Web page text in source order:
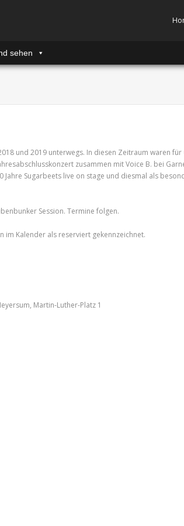
sehen
und 2019 unterwegs. In diesen Zeitraum waren für
zusammen mit Voice B. bei
Sugarbeets live on stage und diesmal als
Session. Termine folgen.
im Kalender als reserviert gekennzeichnet.
Martin-Luther-Platz 1